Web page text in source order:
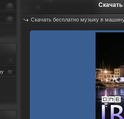
Скачать бесплатно музыку в
Дата: 06.08.2026
Просмотров: